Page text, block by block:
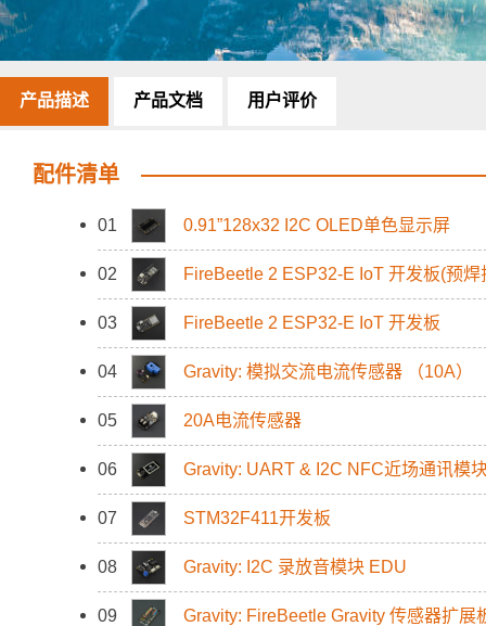
产品描述 产品文档 用户评价
配件清单
01 0.91”128x32 I2C OLED单色显示屏
02 FireBeetle 2 ESP32-E IoT 开发板(预焊
03 FireBeetle 2 ESP32-E IoT 开发板
04 Gravity: 模拟交流电流传感器 （10A）
05 20A电流传感器
06 Gravity: UART & I2C NFC近场通讯模
07 STM32F411开发板
08 Gravity: I2C 录放音模块 EDU
09 Gravity: FireBeetle Gravity 传感器扩展